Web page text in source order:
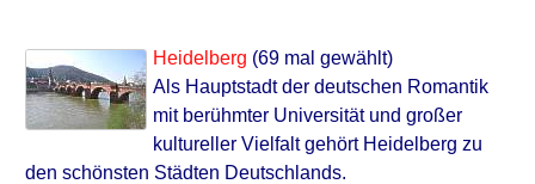
Heidelberg (69 mal gewählt)
Als Hauptstadt der deutschen Romantik
mit berühmter Universität und großer
kultureller Vielfalt gehört Heidelberg zu
den schönsten Städten Deutschlands.